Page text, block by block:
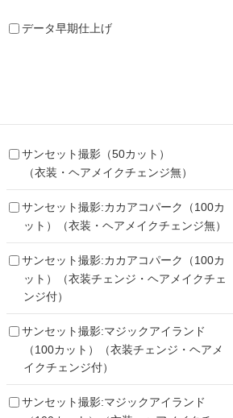
データ早期仕上げ
サンセット撮影（50カット）
（衣装・ヘアメイクチェンジ無）
サンセット撮影:カカアコパーク（100カ
ット）（衣装・ヘアメイクチェンジ無）
サンセット撮影:カカアコパーク（100カ
ット）（衣装チェンジ・ヘアメイクチェ
ンジ付）
サンセット撮影:マジックアイランド
（100カット）（衣装チェンジ・ヘアメ
イクチェンジ付）
サンセット撮影:マジックアイランド